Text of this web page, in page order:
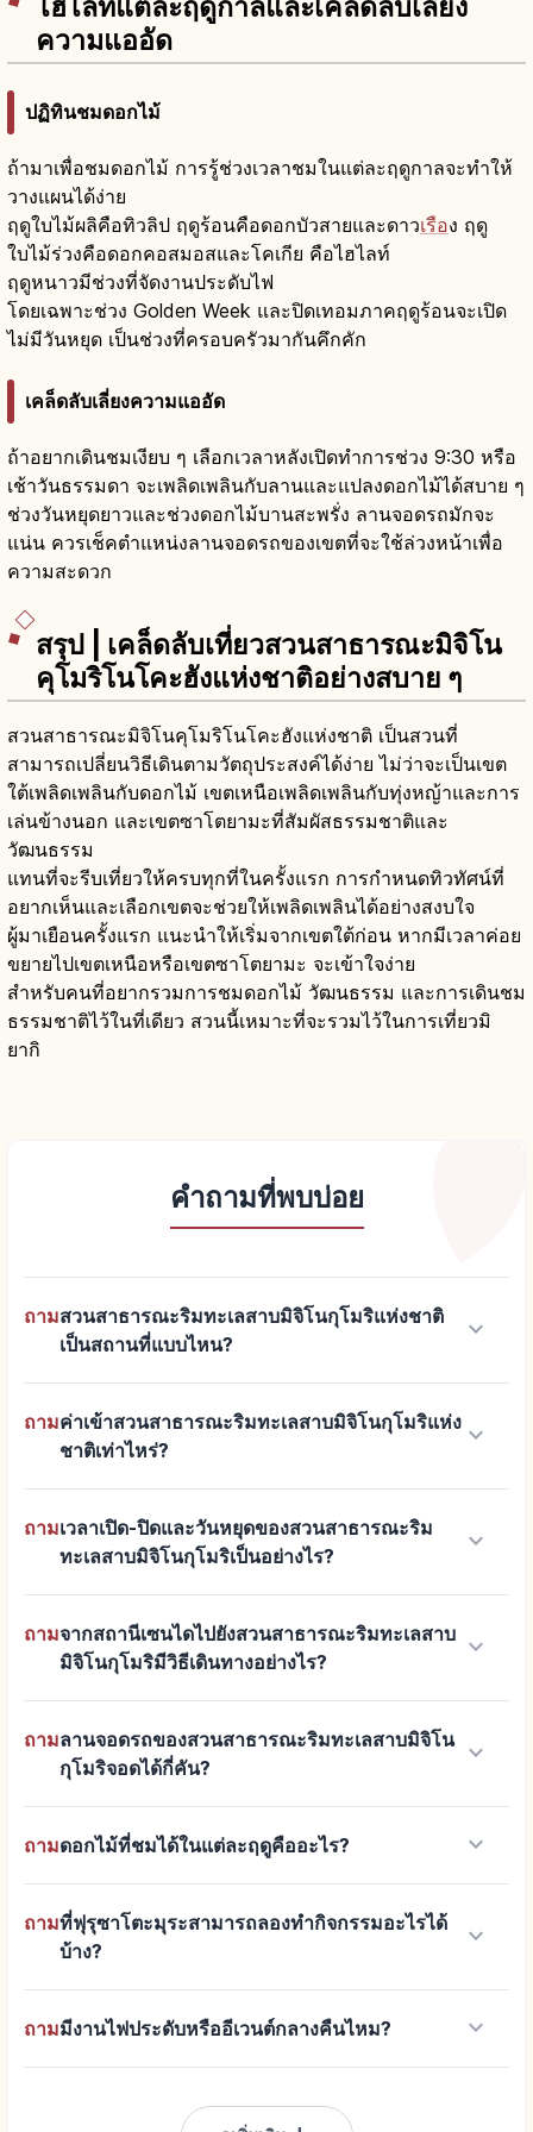
ความแออัด
ปฏิทินชมดอกไม้
ถ้ามาเพื่อชมดอกไม้ การรู้ช่วงเวลาชมในแต่ละฤดูกาลจะทำให้
วางแผนได้ง่าย
ฤดูใบไม้ผลิคือทิวลิป ฤดูร้อนคือดอกบัวสายและดาวเรือง ฤดู
ใบไม้ร่วงคือดอกคอสมอสและโคเกีย คือไฮไลท์
ฤดูหนาวมีช่วงที่จัดงานประดับไฟ
โดยเฉพาะช่วง Golden Week และปิดเทอมภาคฤดูร้อนจะเปิด
ไม่มีวันหยุด เป็นช่วงที่ครอบครัวมากันคึกคัก
เคล็ดลับเลี่ยงความแออัด
ถ้าอยากเดินชมเงียบ ๆ เลือกเวลาหลังเปิดทำการช่วง 9:30 หรือ
เช้าวันธรรมดา จะเพลิดเพลินกับลานและแปลงดอกไม้ได้สบาย ๆ
ช่วงวันหยุดยาวและช่วงดอกไม้บานสะพรั่ง ลานจอดรถมักจะ
แน่น ควรเช็คตำแหน่งลานจอดรถของเขตที่จะใช้ล่วงหน้าเพื่อ
ความสะดวก
สรุป | เคล็ดลับเที่ยวสวนสาธารณะมิจิโน
คุโมริโนโคะฮังแห่งชาติอย่างสบาย ๆ
สวนสาธารณะมิจิโนคุโมริโนโคะฮังแห่งชาติ เป็นสวนที่
สามารถเปลี่ยนวิธีเดินตามวัตถุประสงค์ได้ง่าย ไม่ว่าจะเป็นเขต
ใต้เพลิดเพลินกับดอกไม้ เขตเหนือเพลิดเพลินกับทุ่งหญ้าและการ
เล่นข้างนอก และเขตซาโตยามะที่สัมผัสธรรมชาติและ
วัฒนธรรม
แทนที่จะรีบเที่ยวให้ครบทุกที่ในครั้งแรก การกำหนดทิวทัศน์ที่
อยากเห็นและเลือกเขตจะช่วยให้เพลิดเพลินได้อย่างสงบใจ
ผู้มาเยือนครั้งแรก แนะนำให้เริ่มจากเขตใต้ก่อน หากมีเวลาค่อย
ขยายไปเขตเหนือหรือเขตซาโตยามะ จะเข้าใจง่าย
สำหรับคนที่อยากรวมการชมดอกไม้ วัฒนธรรม และการเดินชม
ธรรมชาติไว้ในที่เดียว สวนนี้เหมาะที่จะรวมไว้ในการเที่ยวมิ
ยากิ
คำถามที่พบบ่อย
ถามสวนสาธารณะริมทะเลสาบมิจิโนกุโมริแห่งชาติ
เป็นสถานที่แบบไหน?
keyboard_arrow_down
ถามค่าเข้าสวนสาธารณะริมทะเลสาบมิจิโนกุโมริแห่ง
ชาติเท่าไหร่?
keyboard_arrow_down
ถามเวลาเปิด-ปิดและวันหยุดของสวนสาธารณะริม
ทะเลสาบมิจิโนกุโมริเป็นอย่างไร?
keyboard_arrow_down
ถามจากสถานีเซนไดไปยังสวนสาธารณะริมทะเลสาบ
มิจิโนกุโมริมีวิธีเดินทางอย่างไร?
keyboard_arrow_down
ถามลานจอดรถของสวนสาธารณะริมทะเลสาบมิจิโน
กุโมริจอดได้กี่คัน?
keyboard_arrow_down
ถามดอกไม้ที่ชมได้ในแต่ละฤดูคืออะไร? keyboard_arrow_down
ถามที่ฟุรุซาโตะมุระสามารถลองทำกิจกรรมอะไรได้
บ้าง?
keyboard_arrow_down
ถามมีงานไฟประดับหรืออีเวนต์กลางคืนไหม? keyboard_arrow_down